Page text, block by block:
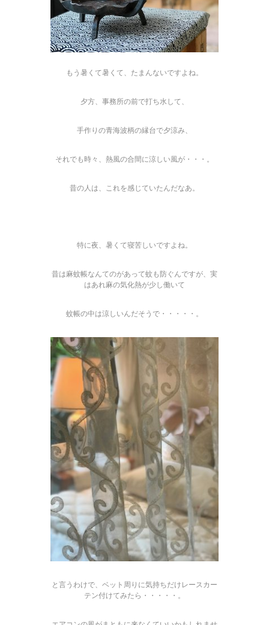
もう暑くて暑くて、たまんないですよね。
夕方、事務所の前で打ち水して、
手作りの青海波柄の縁台で夕涼み、
それでも時々、熱風の合間に涼しい風が・・・。
昔の人は、これを感じていたんだなあ。
特に夜、暑くて寝苦しいですよね。
昔は麻蚊帳なんてのがあって蚊も防ぐんですが、実
はあれ麻の気化熱が少し働いて
蚊帳の中は涼しいんだそうで・・・・・。
と言うわけで、ベット周りに気持ちだけレースカー
テン付けてみたら・・・・・。